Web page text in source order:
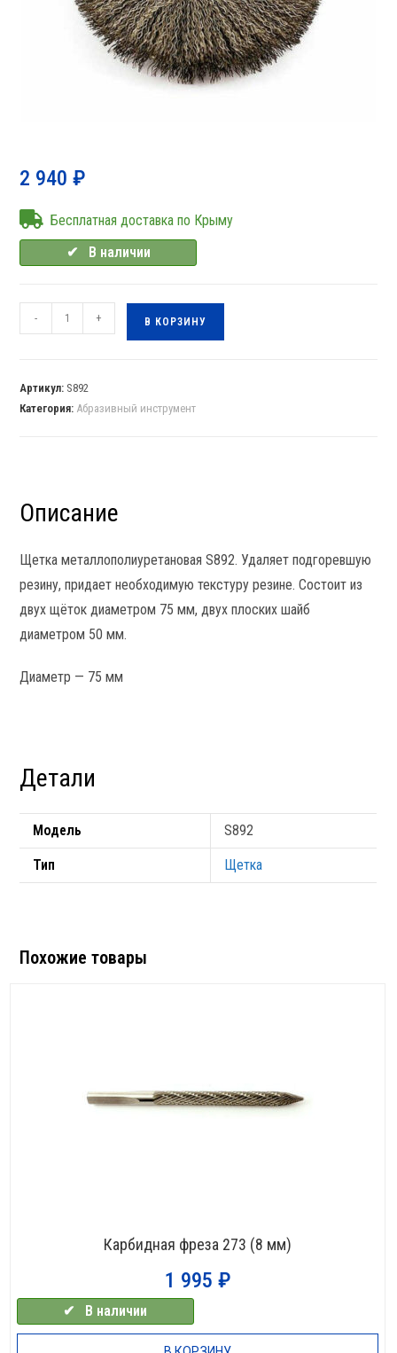
2 940₽
Бесплатная доставка по Крыму
✔⠀В наличии
- + В КОРЗИНУ
Артикул: S892
Категория: Абразивный инструмент
Описание
Щетка металлополиуретановая S892. Удаляет подгоревшую
резину, придает необходимую текстуру резине. Состоит из
двух щёток диаметром 75 мм, двух плоских шайб
диаметром 50 мм.
Диаметр — 75 мм
Детали
Модель S892
Тип Щетка
Похожие товары
Карбидная фреза 273 (8 мм)
1 995 ₽
✔⠀В наличии